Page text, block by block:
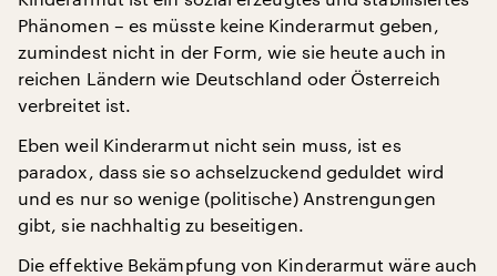
Phänomen – es müsste keine Kinderarmut geben,
zumindest nicht in der Form, wie sie heute auch in
reichen Ländern wie Deutschland oder Österreich
verbreitet ist.
Eben weil Kinderarmut nicht sein muss, ist es
paradox, dass sie so achselzuckend geduldet wird
und es nur so wenige (politische) Anstrengungen
gibt, sie nachhaltig zu beseitigen.
Die effektive Bekämpfung von Kinderarmut wäre auch